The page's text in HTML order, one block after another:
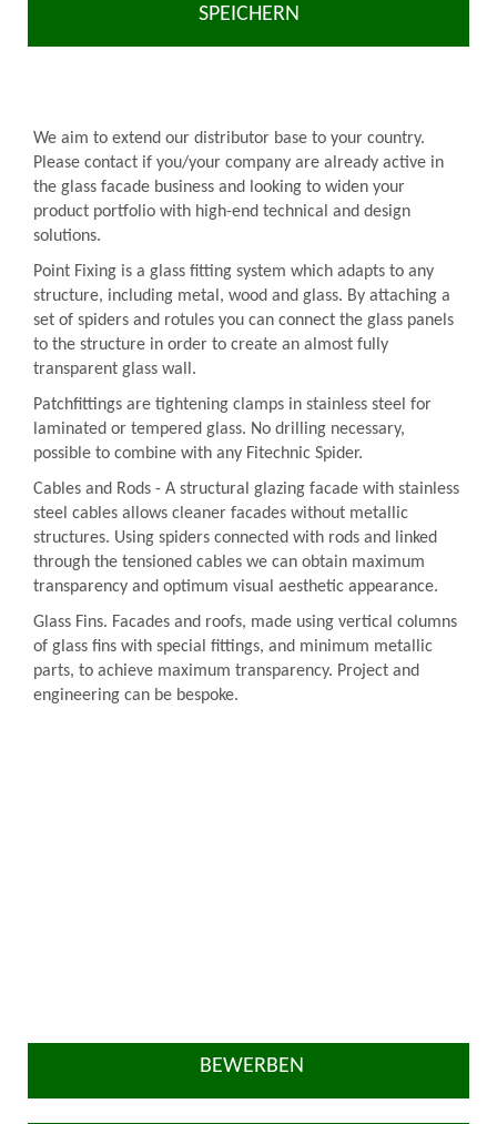
SPEICHERN
We aim to extend our distributor base to your country.
Please contact if you/your company are already active in
the glass facade business and looking to widen your
product portfolio with high-end technical and design
solutions.
Point Fixing is a glass fitting system which adapts to any
structure, including metal, wood and glass. By attaching a
set of spiders and rotules you can connect the glass panels
to the structure in order to create an almost fully
transparent glass wall.
Patchfittings are tightening clamps in stainless steel for
laminated or tempered glass. No drilling necessary,
possible to combine with any Fitechnic Spider.
Cables and Rods - A structural glazing facade with stainless
steel cables allows cleaner facades without metallic
structures. Using spiders connected with rods and linked
through the tensioned cables we can obtain maximum
transparency and optimum visual aesthetic appearance.
Glass Fins. Facades and roofs, made using vertical columns
of glass fins with special fittings, and minimum metallic
parts, to achieve maximum transparency. Project and
engineering can be bespoke.
BEWERBEN